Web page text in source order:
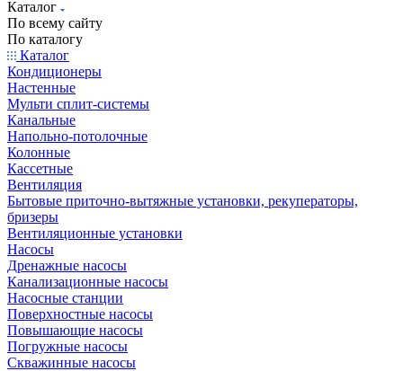
Каталог
По всему сайту
По каталогу
Каталог
Кондиционеры
Настенные
Мульти сплит-системы
Канальные
Напольно-потолочные
Колонные
Кассетные
Вентиляция
Бытовые приточно-вытяжные установки, рекуператоры,
бризеры
Вентиляционные установки
Насосы
Дренажные насосы
Канализационные насосы
Насосные станции
Поверхностные насосы
Повышающие насосы
Погружные насосы
Скважинные насосы